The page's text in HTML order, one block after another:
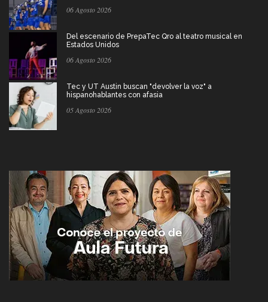
06 Agosto 2026
Del escenario de PrepaTec Qro al teatro musical en
Estados Unidos
06 Agosto 2026
Tec y UT Austin buscan "devolver la voz" a
hispanohablantes con afasia
05 Agosto 2026